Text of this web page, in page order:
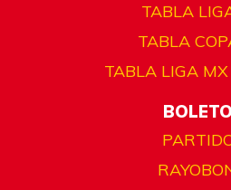
TABLA
TABLA
TABLA LIGA